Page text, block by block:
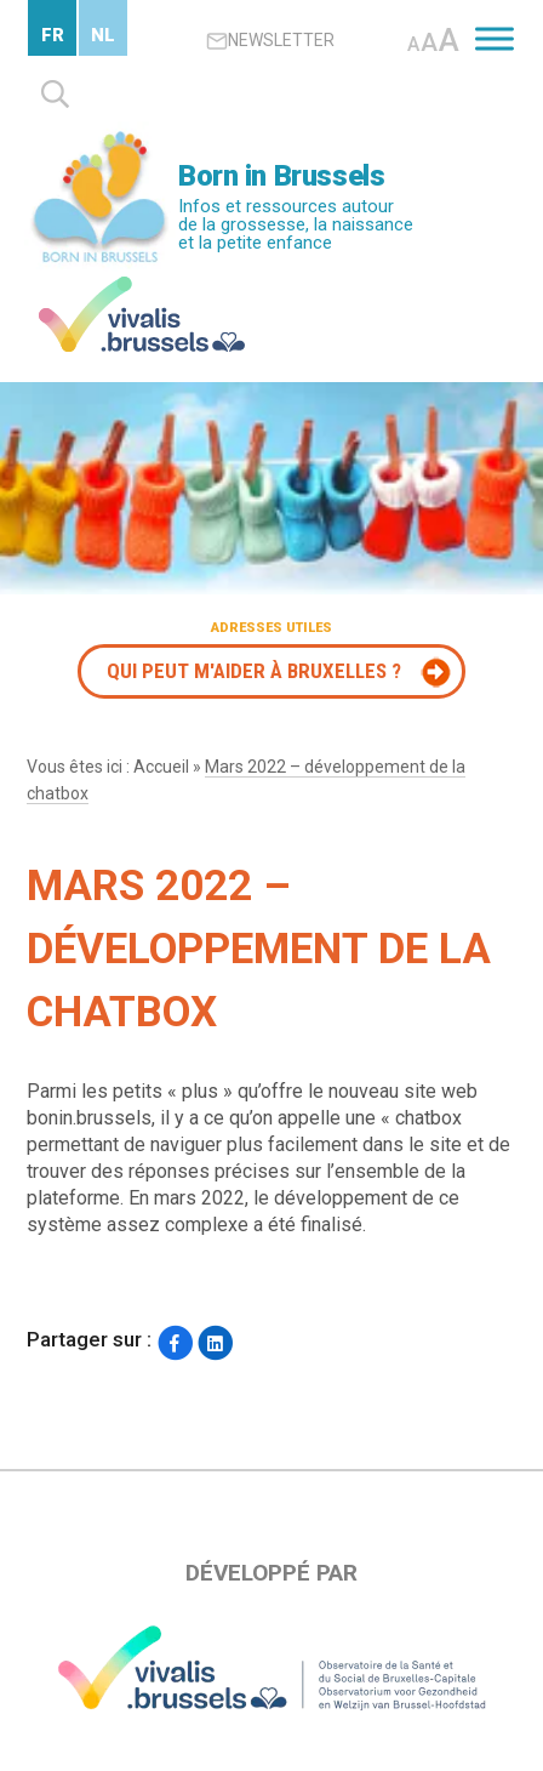
contenu
principal
NEWSLETTER AAA
Rechercher :
FR NL
Born in Brussels
Infos et ressources autour
de la grossesse, la naissance
et la petite enfance
ADRESSES UTILES
QUI PEUT M'AIDER À BRUXELLES ?
Vous êtes ici :Accueil » Mars 2022 – développement de la
chatbox
MARS 2022 –
DÉVELOPPEMENT DE LA
CHATBOX
Parmi les petits « plus » qu’offre le nouveau site web
bonin.brussels, il y a ce qu’on appelle une « chatbox
permettant de naviguer plus facilement dans le site et de
trouver des réponses précises sur l’ensemble de la
plateforme. En mars 2022, le développement de ce
système assez complexe a été finalisé.
Partager sur :
DÉVELOPPÉ PAR